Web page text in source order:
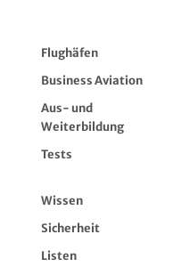
Flughäfen
Business Aviation
Aus- und
Weiterbildung
Tests
Wissen
Sicherheit
Listen